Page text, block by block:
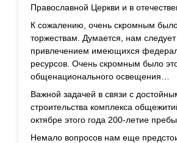
Православной Церкви и в
К сожалению, очень скромным
торжествам. Думается, нам
привлечением имеющихся
ресурсов. Очень скромным было
общенационального освещения…
Важной задачей в связи с
строительства комплекса
октябре этого года 200-летие
Немало вопросов нам еще